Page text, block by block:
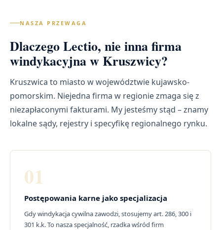
NASZA PRZEWAGA
Dlaczego Lectio, nie inna firma
windykacyjna w Kruszwicy?
Kruszwica to miasto w województwie kujawsko-
pomorskim. Niejedna firma w regionie zmaga się z
niezapłaconymi fakturami. My jesteśmy stąd – znamy
lokalne sądy, rejestry i specyfikę regionalnego rynku.
01
Postępowania karne jako specjalizacja
Gdy windykacja cywilna zawodzi, stosujemy art. 286, 300 i
301 k.k. To nasza specjalność, rzadka wśród firm